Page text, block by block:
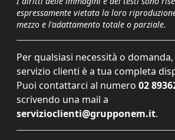
espressamente vietata la loro
mezzo e l'adattamento totale o parziale.
Per qualsiasi necessità o
servizio clienti è a tua completa
Puoi contattarci al numero 02
scrivendo una mail a
servizioclienti@grupponem.it.